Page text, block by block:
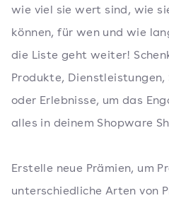
wie viel sie wert sind, wie
können, für wen und wie
die Liste geht weiter!
Produkte,
oder Erlebnisse, um das
alles in deinem Shopware
Erstelle neue Prämien, um
unterschiedliche Arten von